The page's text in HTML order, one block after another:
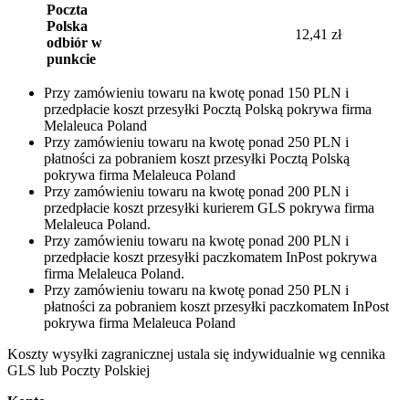
Poczta
Polska
odbiór w
punkcie
12,41 zł
Przy zamówieniu towaru na kwotę ponad 150 PLN i
przedpłacie koszt przesyłki Pocztą Polską pokrywa firma
Melaleuca Poland
Przy zamówieniu towaru na kwotę ponad 250 PLN i
płatności za pobraniem koszt przesyłki Pocztą Polską
pokrywa firma Melaleuca Poland
Przy zamówieniu towaru na kwotę ponad 200 PLN i
przedpłacie koszt przesyłki kurierem GLS pokrywa firma
Melaleuca Poland.
Przy zamówieniu towaru na kwotę ponad 200 PLN i
przedpłacie koszt przesyłki paczkomatem InPost pokrywa
firma Melaleuca Poland.
Przy zamówieniu towaru na kwotę ponad 250 PLN i
płatności za pobraniem koszt przesyłki paczkomatem InPost
pokrywa firma Melaleuca Poland
Koszty wysyłki zagranicznej ustala się indywidualnie wg cennika
GLS lub Poczty Polskiej